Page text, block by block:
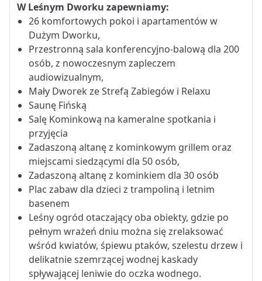
W Leśnym Dworku zapewniamy:
26 komfortowych pokoi i apartamentów w
Dużym Dworku,
Przestronną sala konferencyjno-balową dla 200
osób, z nowoczesnym zapleczem
audiowizualnym,
Mały Dworek ze Strefą Zabiegów i Relaxu
Saunę Fińską
Salę Kominkową na kameralne spotkania i
przyjęcia
Zadaszoną altanę z kominkowym grillem oraz
miejscami siedzącymi dla 50 osób,
Zadaszoną altanę z kominkiem dla 30 osób
Plac zabaw dla dzieci z trampoliną i letnim
basenem
Leśny ogród otaczający oba obiekty, gdzie po
pełnym wrażeń dniu można się zrelaksować
wśród kwiatów, śpiewu ptaków, szelestu drzew i
delikatnie szemrzącej wodnej kaskady
spływającej leniwie do oczka wodnego.